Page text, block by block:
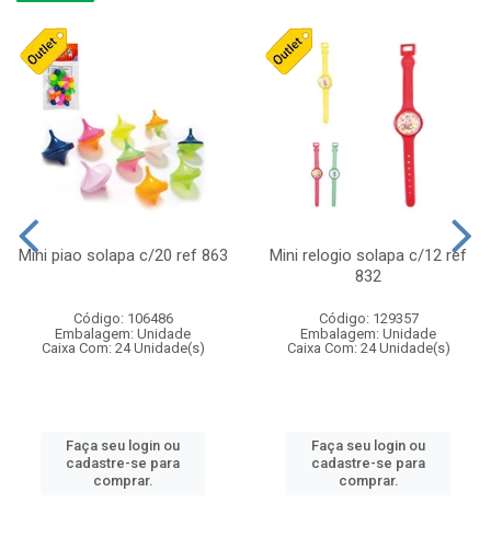
Mini piao solapa c/20 ref 863
Código: 106486
Embalagem: Unidade
Caixa Com: 24 Unidade(s)
Faça seu login ou
cadastre-se para
comprar.
Mini relogio solapa c/12 ref
832
Código: 129357
Embalagem: Unidade
Caixa Com: 24 Unidade(s)
Faça seu login ou
cadastre-se para
comprar.